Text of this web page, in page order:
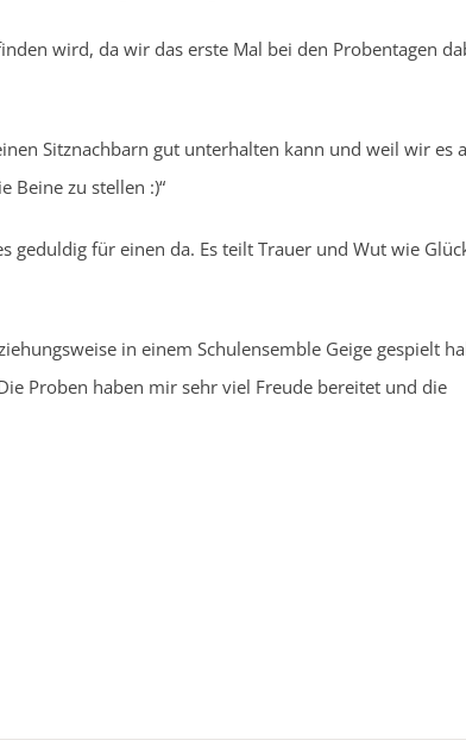
wird, da wir das erste Mal bei den Probentagen
Sitznachbarn gut unterhalten kann und weil wir es
Beine zu stellen :)“
geduldig für einen da. Es teilt Trauer und Wut wie
in einem Schulensemble Geige gespielt
Proben haben mir sehr viel Freude bereitet und die